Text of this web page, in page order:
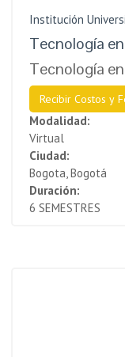
Institución
Tecnología
Tecnología
Recibir Costos y
Modalidad:
Virtual
Ciudad:
Bogota, Bogotá
Duración:
6 SEMESTRES